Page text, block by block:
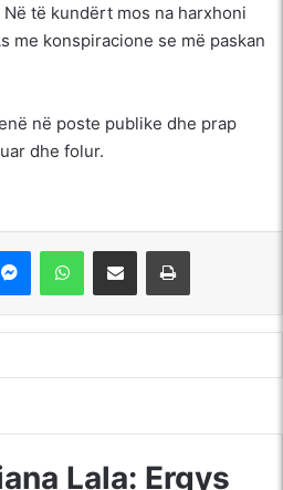
të kundërt mos na harxhoni
me konspiracione se më paskan
në poste publike dhe prap
dhe folur.